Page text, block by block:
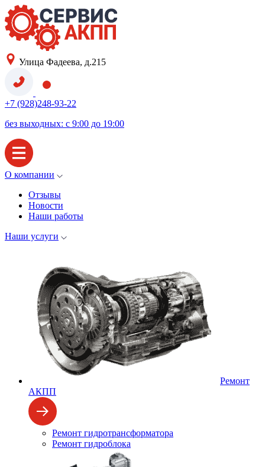
Улица Фадеева, д.215
+7 (928)248-93-22
без выходных: с 9:00 до 19:00
О компании
Отзывы
Новости
Наши работы
Наши услуги
Ремонт
АКПП
Ремонт гидротрансформатора
Ремонт гидроблока